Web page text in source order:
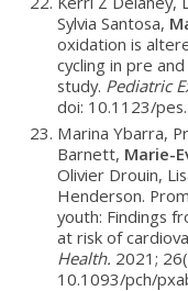
Sylvia Santosa,
oxidation is
cycling in pre
study. Pediatric
doi: 10.1123/
Marina Ybarra,
Barnett, Marie-
Olivier Drouin,
Henderson.
youth: Findings
at risk of
Health. 2021;
10.1093/pch/